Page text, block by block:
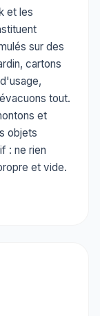
et les
sur des
cartons
tout.
et
objets
: ne rien
et vide.